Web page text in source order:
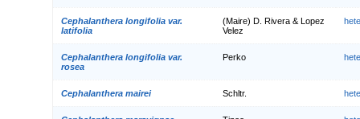
Cephalanthera longifolia var.
latifolia
(Maire) D. Rivera & Lopez
Velez
Cephalanthera longifolia var.
rosea
Perko
Cephalanthera mairei Schltr.